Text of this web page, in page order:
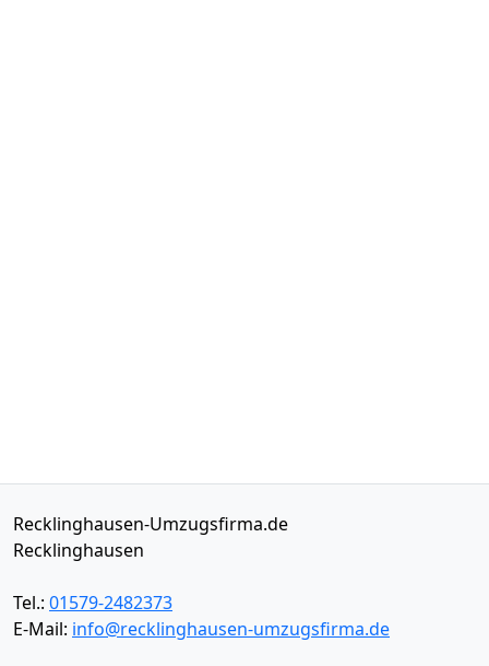
Recklinghausen-Umzugsfirma.de
Recklinghausen
Tel.: 01579-2482373
E-Mail: info@recklinghausen-umzugsfirma.de